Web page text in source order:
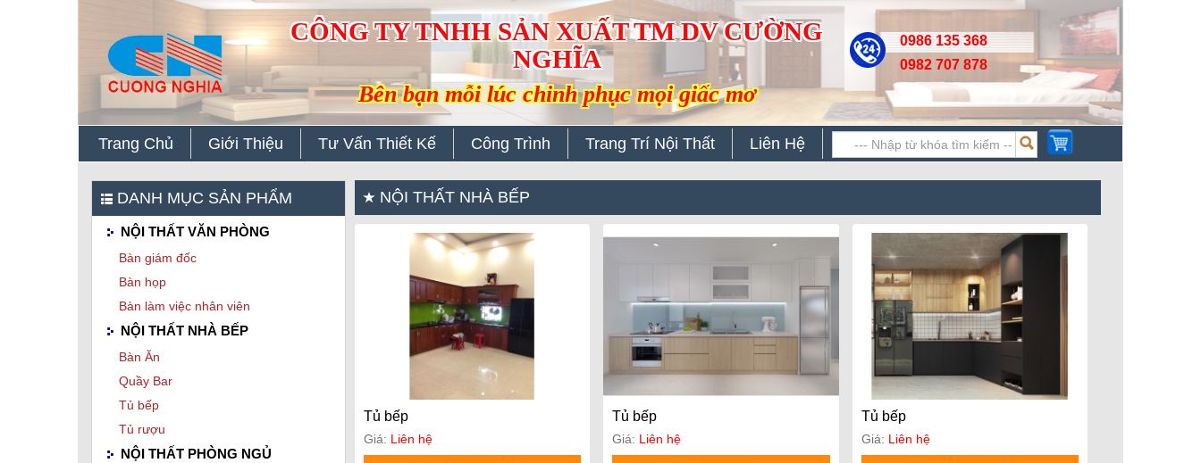
CÔNG TY TNHH SẢN XUẤT TM DV CƯỜNG
NGHĨA
Bên bạn mỗi lúc chinh phục mọi giấc mơ
0986 135 368
0982 707 878
Trang Chủ Giới Thiệu Tư Vấn Thiết Kế Công Trình Trang Trí Nội Thất Liên Hệ
DANH MỤC SẢN PHẨM
NỘI THẤT VĂN PHÒNG
Bàn giám đốc
Bàn họp
Bàn làm việc nhân viên
NỘI THẤT NHÀ BẾP
Bàn Ăn
Quầy Bar
Tủ bếp
Tủ rượu
NỘI THẤT PHÒNG NGỦ
NỘI THẤT NHÀ BẾP
Tủ bếp
Giá: Liên hệ
Tủ bếp
Giá: Liên hệ
Tủ bếp
Giá: Liên hệ